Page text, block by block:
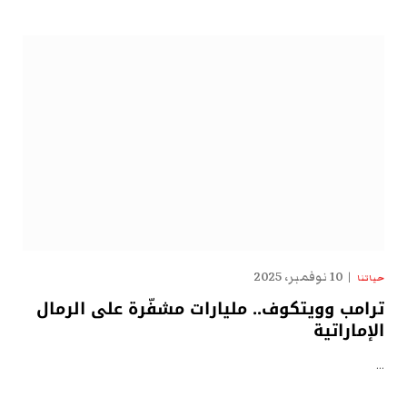
حياتنا 10 نوفمبر، 2025
ترامب وويتكوف.. مليارات مشفّرة على الرمال
الإماراتية
…